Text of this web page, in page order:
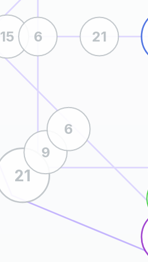
21
15 6 21
9
6